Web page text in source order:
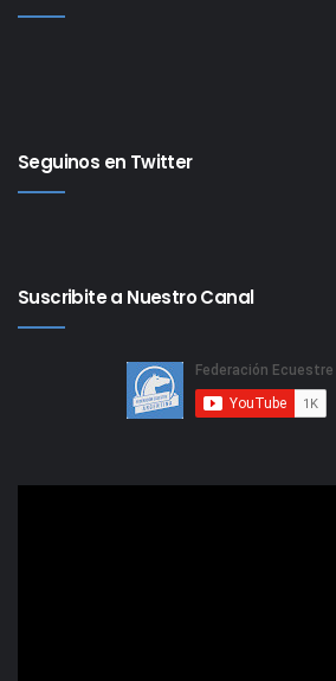
Seguinos en Twitter
Suscribite a Nuestro Canal